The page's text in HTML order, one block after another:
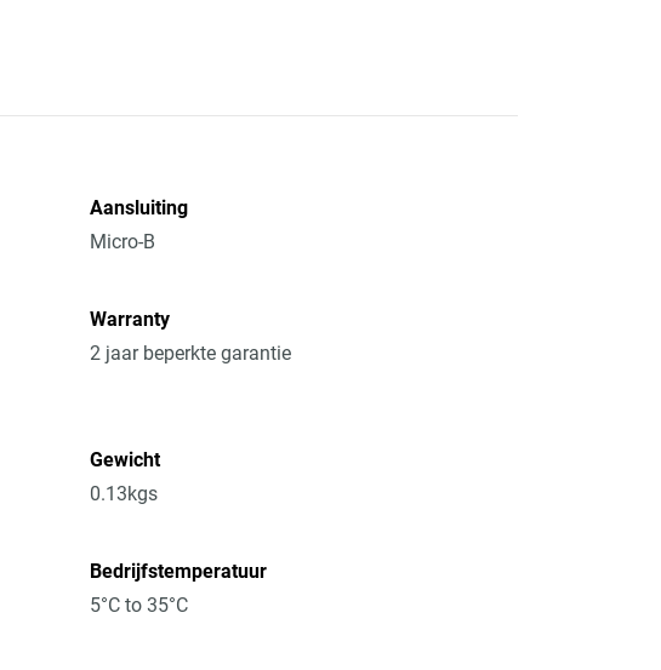
Aansluiting
Micro-B
Warranty
2 jaar beperkte garantie
Gewicht
0.13kgs
Bedrijfstemperatuur
5°C to 35°C